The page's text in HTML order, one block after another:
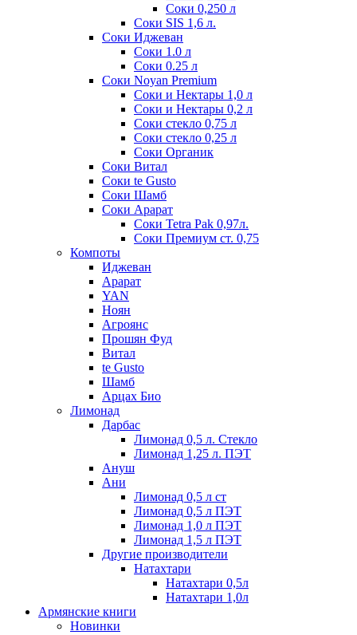
Соки 0,250 л
Соки SIS 1,6 л.
Соки Иджеван
Соки 1.0 л
Соки 0.25 л
Соки Noyan Premium
Соки и Нектары 1,0 л
Соки и Нектары 0,2 л
Соки стекло 0,75 л
Соки стекло 0,25 л
Соки Органик
Соки Витал
Соки te Gusto
Соки Шамб
Соки Арарат
Соки Tetra Pak 0,97л.
Соки Премиум ст. 0,75
Компоты
Иджеван
Арарат
YAN
Ноян
Агроянс
Прошян Фуд
Витал
te Gusto
Шамб
Арцах Био
Лимонад
Дарбас
Лимонад 0,5 л. Стекло
Лимонад 1,25 л. ПЭТ
Ануш
Ани
Лимонад 0,5 л ст
Лимонад 0,5 л ПЭТ
Лимонад 1,0 л ПЭТ
Лимонад 1,5 л ПЭТ
Другие производители
Натахтари
Натахтари 0,5л
Натахтари 1,0л
Армянские книги
Новинки